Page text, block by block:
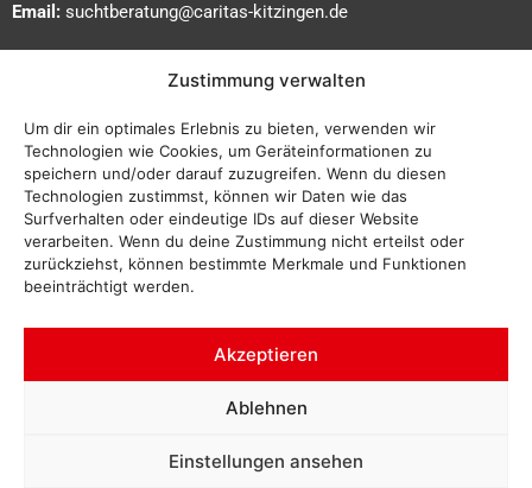
Zustimmung verwalten
Um dir ein optimales Erlebnis zu bieten, verwenden wir
Technologien wie Cookies, um Geräteinformationen zu
speichern und/oder darauf zuzugreifen. Wenn du diesen
Technologien zustimmst, können wir Daten wie das
Surfverhalten oder eindeutige IDs auf dieser Website
verarbeiten. Wenn du deine Zustimmung nicht erteilst oder
zurückziehst, können bestimmte Merkmale und Funktionen
beeinträchtigt werden.
Akzeptieren
Ablehnen
Einstellungen ansehen
Email: suchtberatung@caritas-kitzingen.de
Wir sind erreichbar:
bitte telefonisch oder persönlich
während der Bürozeiten vereinbaren:
Montag bis Donnerstag:
09:00 – 12:00 Uhr und
14:00 – 16:00 Uhr